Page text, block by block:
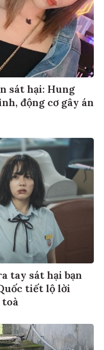
sát hại: Hung
động cơ gây án
tay sát hại bạn
tiết lộ lời